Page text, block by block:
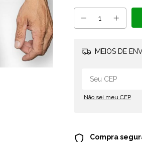
MEIOS DE
Não sei meu CEP
Compra